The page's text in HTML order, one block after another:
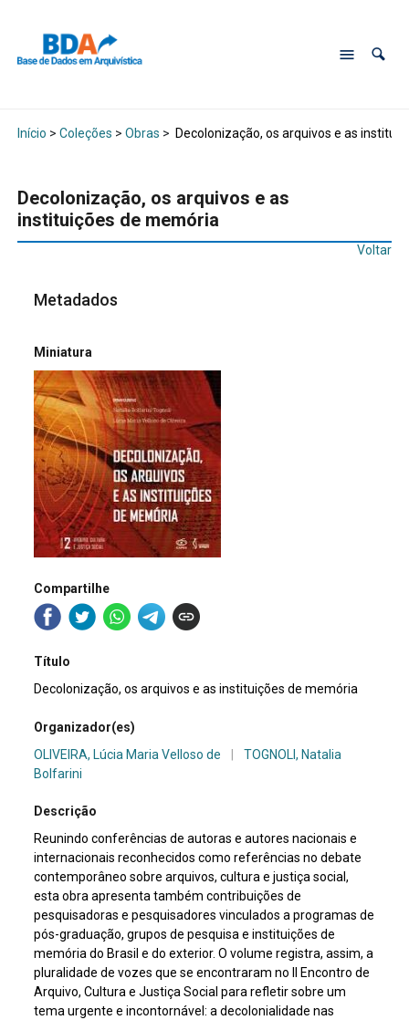
Início > Coleções > Obras > Decolonização, os arquivos e as
Decolonização, os arquivos e as
instituições de memória
Voltar
Metadados
Miniatura
Compartilhe
Título
Decolonização, os arquivos e as instituições de memória
Organizador(es)
OLIVEIRA, Lúcia Maria Velloso de
TOGNOLI, Natalia
Bolfarini
Descrição
Reunindo conferências de autoras e autores nacionais e
internacionais reconhecidos como referências no debate
contemporâneo sobre arquivos, cultura e justiça social,
esta obra apresenta também contribuições de
pesquisadoras e pesquisadores vinculados a programas de
pós-graduação, grupos de pesquisa e instituições de
memória do Brasil e do exterior. O volume registra, assim, a
pluralidade de vozes que se encontraram no II Encontro de
Arquivo, Cultura e Justiça Social para refletir sobre um
tema urgente e incontornável: a decolonialidade nas